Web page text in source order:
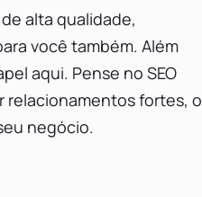
alta qualidade,
você também. Além
aqui. Pense no SEO
relacionamentos fortes, o
negócio.